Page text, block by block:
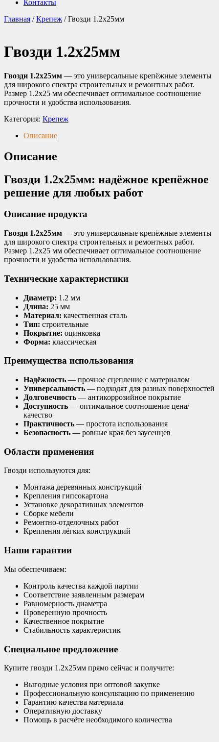
Контакты
Главная /Крепеж / Гвозди 1.2х25мм
Гвозди 1.2х25мм
Гвозди 1.2х25мм — это универсальные крепёжные элементы
для широкого спектра строительных и ремонтных работ.
Размер 1.2х25 мм обеспечивает оптимальное соотношение
прочности и удобства использования.
Категория: Крепеж
Описание
Описание
Гвозди 1.2х25мм: надёжное крепёжное
решение для любых работ
Описание продукта
Гвозди 1.2х25мм — это универсальные крепёжные элементы
для широкого спектра строительных и ремонтных работ.
Размер 1.2х25 мм обеспечивает оптимальное соотношение
прочности и удобства использования.
Технические характеристики
Диаметр: 1.2 мм
Длина: 25 мм
Материал: качественная сталь
Тип: строительные
Покрытие: оцинковка
Форма: классическая
Преимущества использования
Надёжность — прочное сцепление с материалом
Универсальность — подходят для разных поверхностей
Долговечность — антикоррозийное покрытие
Доступность — оптимальное соотношение цена/
качество
Практичность — простота использования
Безопасность — ровные края без заусенцев
Области применения
Гвозди используются для:
Монтажа деревянных конструкций
Крепления гипсокартона
Установке декоративных элементов
Сборке мебели
Ремонтно-отделочных работ
Крепления лёгких конструкций
Наши гарантии
Мы обеспечиваем:
Контроль качества каждой партии
Соответствие заявленным размерам
Равномерность диаметра
Проверенную прочность
Качественное покрытие
Стабильность характеристик
Специальное предложение
Купите гвозди 1.2х25мм прямо сейчас и получите:
Выгодные условия при оптовой закупке
Профессиональную консультацию по применению
Гарантию качества материала
Оперативную доставку
Помощь в расчёте необходимого количества